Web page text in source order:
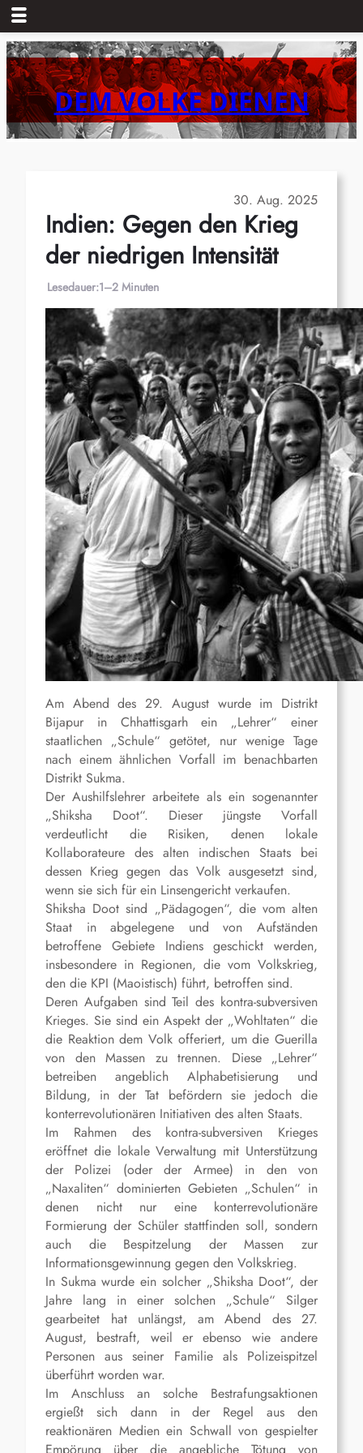
Zum
Inhalt
springenDEM VOLKE DIENEN
30. Aug. 2025
Indien: Gegen den Krieg
der niedrigen Intensität
Lesedauer:1–2 Minuten
Am Abend des 29. August wurde im Distrikt
Bijapur in Chhattisgarh ein „Lehrer“ einer
staatlichen „Schule“ getötet, nur wenige Tage
nach einem ähnlichen Vorfall im benachbarten
Distrikt Sukma.
Der Aushilfslehrer arbeitete als ein sogenannter
„Shiksha Doot“. Dieser jüngste Vorfall
verdeutlicht die Risiken, denen lokale
Kollaborateure des alten indischen Staats bei
dessen Krieg gegen das Volk ausgesetzt sind,
wenn sie sich für ein Linsengericht verkaufen.
Shiksha Doot sind „Pädagogen“, die vom alten
Staat in abgelegene und von Aufständen
betroffene Gebiete Indiens geschickt werden,
insbesondere in Regionen, die vom Volkskrieg,
den die KPI (Maoistisch) führt, betroffen sind.
Deren Aufgaben sind Teil des kontra-subversiven
Krieges. Sie sind ein Aspekt der „Wohltaten“ die
die Reaktion dem Volk offeriert, um die Guerilla
von den Massen zu trennen. Diese „Lehrer“
betreiben angeblich Alphabetisierung und
Bildung, in der Tat befördern sie jedoch die
konterrevolutionären Initiativen des alten Staats.
Im Rahmen des kontra-subversiven Krieges
eröffnet die lokale Verwaltung mit Unterstützung
der Polizei (oder der Armee) in den von
„Naxaliten“ dominierten Gebieten „Schulen“ in
denen nicht nur eine konterrevolutionäre
Formierung der Schüler stattfinden soll, sondern
auch die Bespitzelung der Massen zur
Informationsgewinnung gegen den Volkskrieg.
In Sukma wurde ein solcher „Shiksha Doot“, der
Jahre lang in einer solchen „Schule“ Silger
gearbeitet hat unlängst, am Abend des 27.
August, bestraft, weil er ebenso wie andere
Personen aus seiner Familie als Polizeispitzel
überführt worden war.
Im Anschluss an solche Bestrafungsaktionen
ergießt sich dann in der Regel aus den
reaktionären Medien ein Schwall von gespielter